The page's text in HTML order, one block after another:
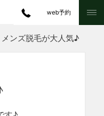
web予約
ンズ脱毛が大人気♪